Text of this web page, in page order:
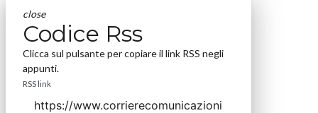
close
Codice Rss
Clicca sul pulsante per copiare il link RSS negli
appunti.
RSS link